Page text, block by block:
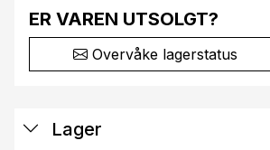
ER VAREN UTSOLGT?
Overvåke lagerstatus
Lager